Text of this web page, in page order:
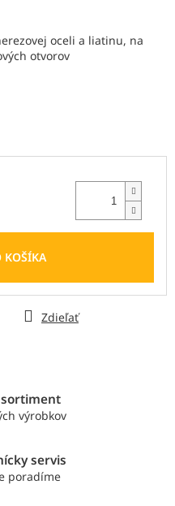
KOŠÍKA
oceli a liatinu, na
otvorov
Zdieľať
výrobkov
servis
poradíme